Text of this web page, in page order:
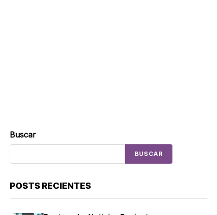
Buscar
BUSCAR
POSTS RECIENTES